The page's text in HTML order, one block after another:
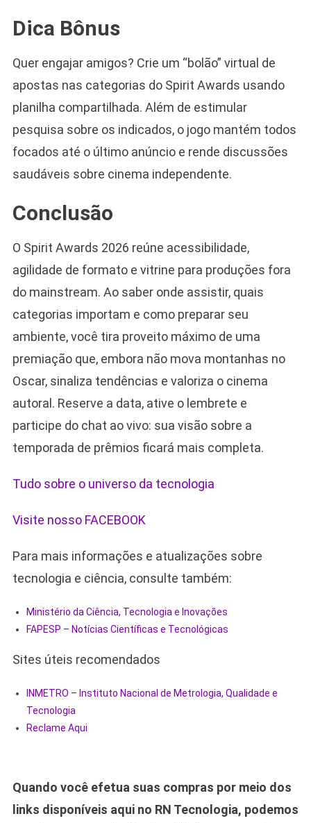
Dica Bônus
Quer engajar amigos? Crie um “bolão” virtual de
apostas nas categorias do Spirit Awards usando
planilha compartilhada. Além de estimular
pesquisa sobre os indicados, o jogo mantém todos
focados até o último anúncio e rende discussões
saudáveis sobre cinema independente.
Conclusão
O Spirit Awards 2026 reúne acessibilidade,
agilidade de formato e vitrine para produções fora
do mainstream. Ao saber onde assistir, quais
categorias importam e como preparar seu
ambiente, você tira proveito máximo de uma
premiação que, embora não mova montanhas no
Oscar, sinaliza tendências e valoriza o cinema
autoral. Reserve a data, ative o lembrete e
participe do chat ao vivo: sua visão sobre a
temporada de prêmios ficará mais completa.
Tudo sobre o universo da tecnologia
Visite nosso FACEBOOK
Para mais informações e atualizações sobre
tecnologia e ciência, consulte também:
Ministério da Ciência, Tecnologia e Inovações
FAPESP – Notícias Científicas e Tecnológicas
Sites úteis recomendados
INMETRO – Instituto Nacional de Metrologia, Qualidade e
Tecnologia
Reclame Aqui
Quando você efetua suas compras por meio dos
links disponíveis aqui no RN Tecnologia, podemos